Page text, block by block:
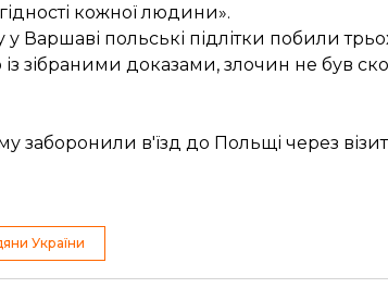
кожної людини».
Варшаві польські підлітки побили
зібраними доказами, злочин не був
заборонили в'їзд до Польщі через
України